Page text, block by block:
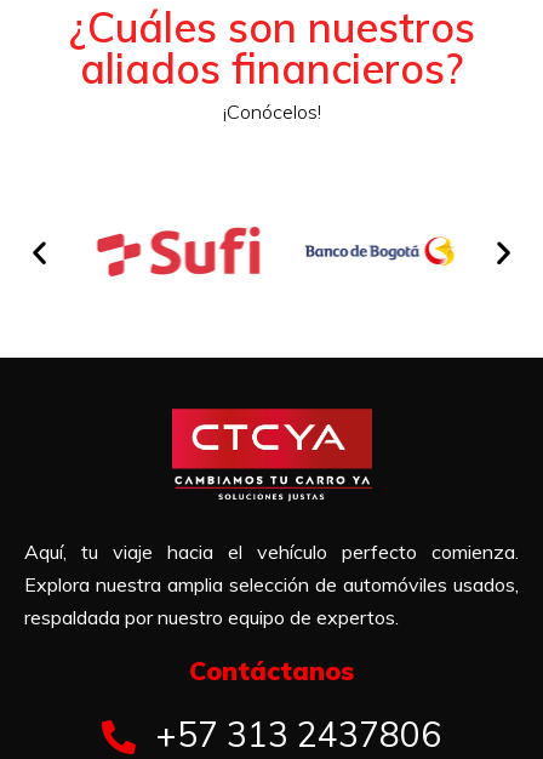
¿Cuáles son nuestros
aliados financieros?
¡Conócelos!
Aquí, tu viaje hacia el vehículo perfecto comienza.
Explora nuestra amplia selección de automóviles usados,
respaldada por nuestro equipo de expertos.
Contáctanos​
+57 313 2437806